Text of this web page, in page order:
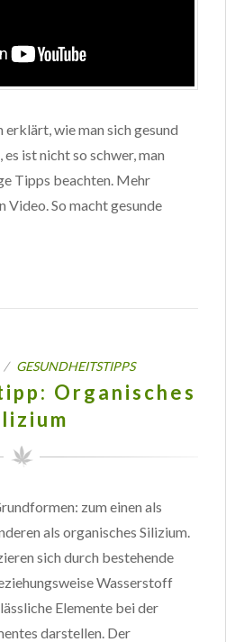
wie man sich gesund
ist nicht so schwer, man
Tipps beachten. Mehr
Video. So macht gesunde
/ GESUNDHEITSTIPPS
Organisches
zum einen als
als organisches Silizium.
sich durch bestehende
Wasserstoff
Elemente bei der
darstellen. Der